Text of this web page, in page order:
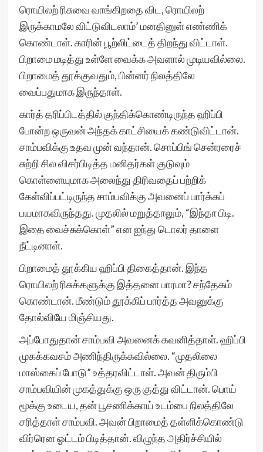
ரொயிலற் ரிசுவை வாங்கிறதை விட, ரொயிலற்
இருக்காமலே விட்டுவிடலாம்’ மனதினுள் எண்ணிக்
கொண்டாள். காரின் பூற்லிட்டைத் திறந்து விட்டாள்.
பிறாமை மடித்து உள்ளே வைக்க அவளால் முடியவில்லை.
பிறாமைத் தூக்குவதும், பின்னர் நிலத்திலே
வைப்பதுமாக இருந்தாள்.
கார்த் தரிப்பிடத்தில் குந்திக்கொண்டிருந்த ஹிப்பி
போன்ற ஒருவன் அந்தக் காட்சியைக் கண்டுவிட்டான்.
சாம்பவிக்கு உதவ முன் வந்தான். சொப்பிங் சென்ரரைச்
சுற்றி சில விசர்பிடித்த மனிதர்கள் குடுவும்
கொள்ளையுமாக அலைந்து திரிவதைப் பற்றிக்
கேள்விப்பட்டிருந்த சாம்பவிக்கு அவனைப் பார்க்கப்
பயமாகவிருந்தது. முதலில் மறுத்தாலும், “இந்தா பிடி.
இதை வைச்சுக்கொள்” என ஐந்து டொலர் தாளை
நீட்டினாள்.
பிறாமைத் தூக்கிய ஹிப்பி திகைத்தான். இந்த
ரொயிலற் ரிசுக்களுக்கு இத்தனை பாரமா? சந்தேகம்
கொண்டான். மீண்டும் தூக்கிப் பார்த்த அவனுக்கு
தோல்வியே மிஞ்சியது.
அப்போதுதான் சாம்பவி அவனைக் கவனித்தாள். ஹிப்பி
முகக்கவசம் அணிந்திருக்கவில்லை. “முதலிலை
மாஸ்கைப் போடு” உத்தரவிட்டாள். அவன் திரும்பி
சாம்பவியின் முகத்துக்கு ஒரு குத்து விட்டான். பொய்
மூக்கு உடைய, தன் பூசணிக்காய் உடம்பை நிலத்திலே
சரித்தாள் சாம்பவி. அவன் பிறாமைத் தள்ளிக்கொண்டு
விர்ரென ஓட்டம் பிடித்தான். விழுந்த அதிர்ச்சியில்